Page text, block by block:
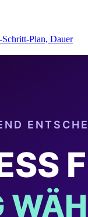
Plan, Dauer